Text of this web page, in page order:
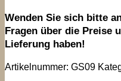
Wenden Sie sich bitte
Fragen über die Preise
Lieferung haben!
Artikelnummer: GS09